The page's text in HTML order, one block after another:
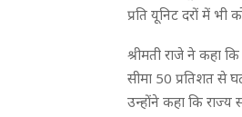
प्रति यूनिट दरों में भी
श्रीमती राजे ने कहा
सीमा 50 प्रतिशत से
उन्होंने कहा कि